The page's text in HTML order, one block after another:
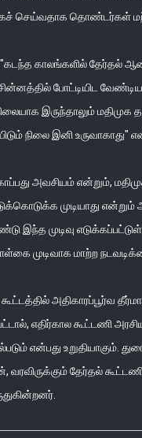
செய்வதாக தொண்டர்கள்
காலங்களில் தேர்தல்
போட்டியிட
இருந்தாலும்
நிலை இனி உருவாகாது"
அவசியம் என்றும்,
முடியாது என்றும்
இந்த முடிவு
முடிவாக மாற்ற
அதிகாரப்பூர்வ
எதிர்கால கூட்டணி
என்பது உறுதியாகும்.
தேர்தல்